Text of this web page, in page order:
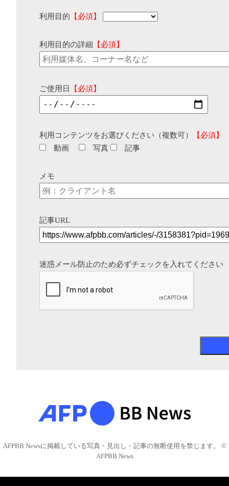
利用目的 【必須】
利用目的の詳細 【必須】
ご使用日 【必須】
利用コンテンツをお選びください（複数可）
【必須】
動画
写真 記事
メモ
記事URL
迷惑メール防止のため必ずチェックを入れてください
AFPBB Newsに掲載している写真・見出し・記事の無断使用を禁じます。 ©
AFPBB News